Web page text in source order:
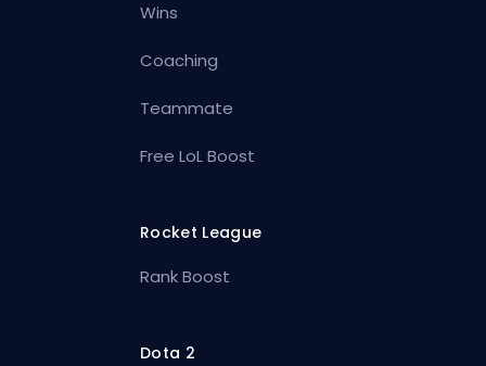
Wins
Coaching
Teammate
Free LoL Boost
Rocket League
Rank Boost
Dota 2